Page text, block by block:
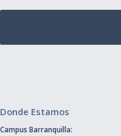
Donde Estamos
Campus Barranquilla: